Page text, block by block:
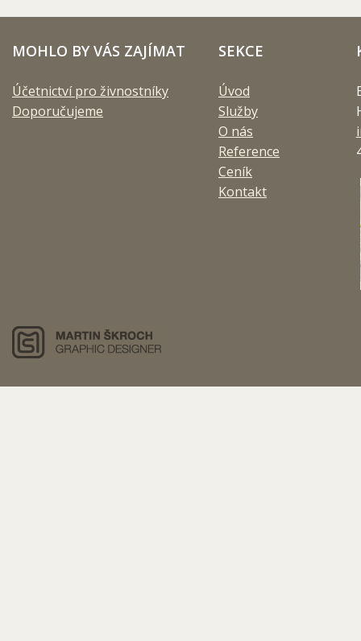
MOHLO BY VÁS ZAJÍMAT
Účetnictví pro živnostníky
Doporučujeme
SEKCE
Úvod
Služby
O nás
Reference
Ceník
Kontakt